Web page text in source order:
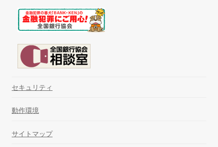
セキュリティ
動作環境
サイトマップ